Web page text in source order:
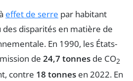
effet de serre par habitant
disparités en matière de
En 1990, les États-
de 24,7 tonnes de CO2
contre 18 tonnes en 2022. En